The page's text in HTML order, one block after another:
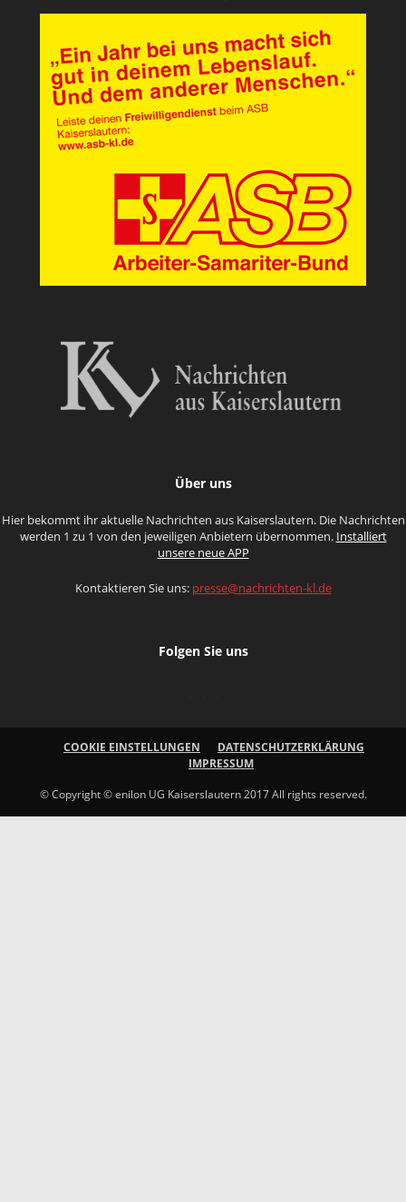
Über uns
Hier bekommt ihr aktuelle Nachrichten aus Kaiserslautern. Die Nachrichten
werden 1 zu 1 von den jeweiligen Anbietern übernommen. Installiert
unsere neue APP
Kontaktieren Sie uns: presse@nachrichten-kl.de
Folgen Sie uns
COOKIE EINSTELLUNGEN
DATENSCHUTZERKLÄRUNG
IMPRESSUM
© Copyright © enilon UG Kaiserslautern 2017 All rights reserved.